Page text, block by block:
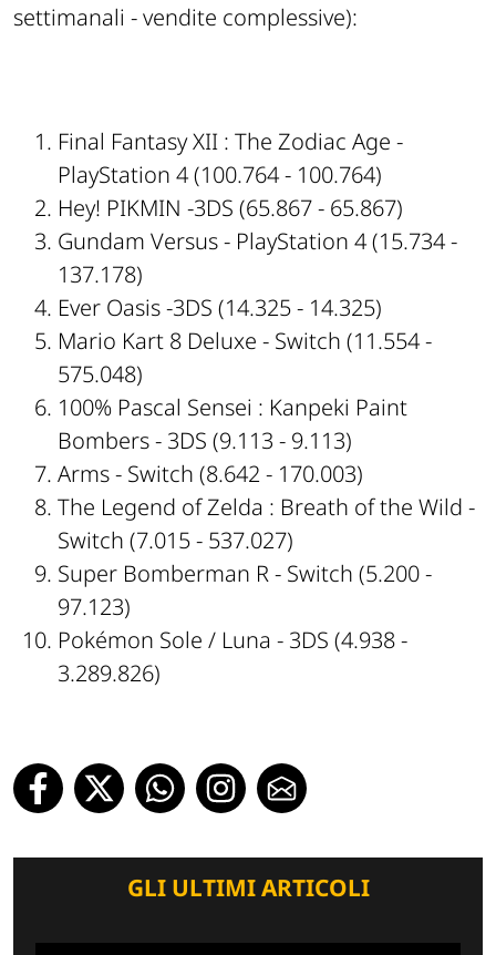
settimanali - vendite complessive):
Final Fantasy XII : The Zodiac Age -
PlayStation 4 (100.764 - 100.764)
Hey! PIKMIN -3DS (65.867 - 65.867)
Gundam Versus - PlayStation 4 (15.734 -
137.178)
Ever Oasis -3DS (14.325 - 14.325)
Mario Kart 8 Deluxe - Switch (11.554 -
575.048)
100% Pascal Sensei : Kanpeki Paint
Bombers - 3DS (9.113 - 9.113)
Arms - Switch (8.642 - 170.003)
The Legend of Zelda : Breath of the Wild -
Switch (7.015 - 537.027)
Super Bomberman R - Switch (5.200 -
97.123)
Pokémon Sole / Luna - 3DS (4.938 -
3.289.826)
GLI ULTIMI ARTICOLI